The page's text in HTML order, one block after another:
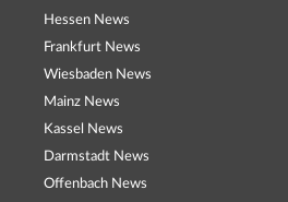
Hessen News
Frankfurt News
Wiesbaden News
Mainz News
Kassel News
Darmstadt News
Offenbach News